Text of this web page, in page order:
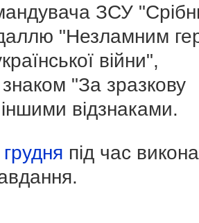
ЗСУ
"Незламним
війни",
"За зразкову
відзнаками.
під час